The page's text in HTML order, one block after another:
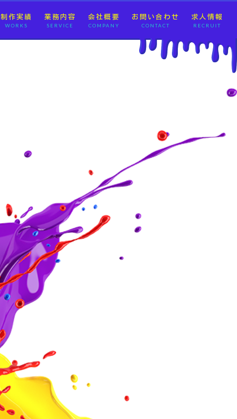
制作実績
WORKS
業務内容
SERVICE
会社概要
COMPANY
お問い合わせ
CONTACT
求人情報
RECRUIT